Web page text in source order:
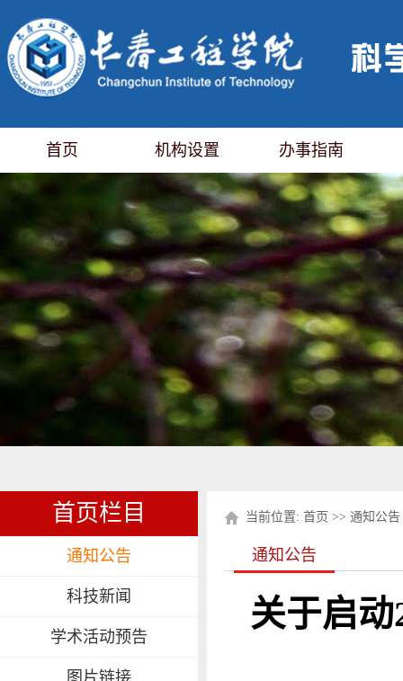
首页 机构设置 办事指南
首页栏目
通知公告
科技新闻
学术活动预告
图片链接
当前位置: 首页 >> 通知公告
通知公告
关于启